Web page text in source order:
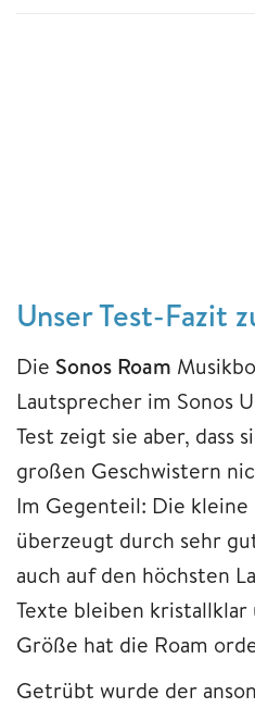
Unser Test-Fazit
Die Sonos Roam
Lautsprecher im Sonos
Test zeigt sie aber, dass
großen Geschwistern
Im Gegenteil: Die
überzeugt durch sehr
auch auf den höchsten
Texte bleiben
Größe hat die Roam
Getrübt wurde der